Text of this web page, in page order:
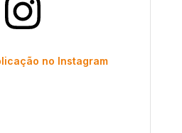
no Instagram